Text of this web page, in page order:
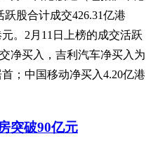
股合计成交426.31亿港
。2月11日上榜的成交活跃
净买入，吉利汽车净买入为
；中国移动净买入4.20亿港
突破90亿元